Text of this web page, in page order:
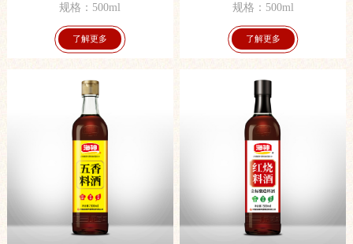
规格：500ml
了解更多
规格：500ml
了解更多